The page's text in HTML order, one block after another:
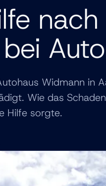
Widmann in
Wie das
Hilfe sorgte.